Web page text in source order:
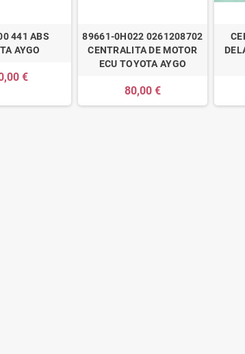
441 ABS
AYGO
€
89661-0H022 0261208702
CENTRALITA DE MOTOR
ECU TOYOTA AYGO
80,00 €